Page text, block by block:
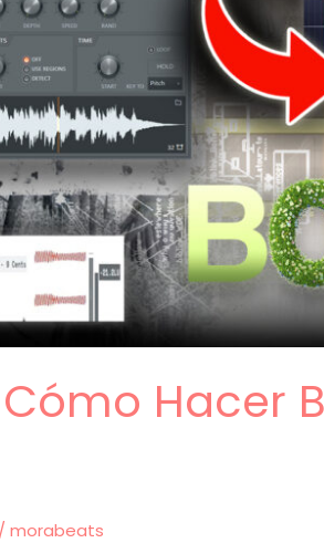
] Cómo
/morabeats